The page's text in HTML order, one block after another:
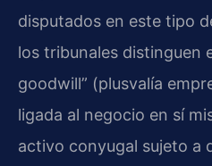
disputados en este tipo
los tribunales distinguen
goodwill” (plusvalía
ligada al negocio en sí
activo conyugal sujeto a